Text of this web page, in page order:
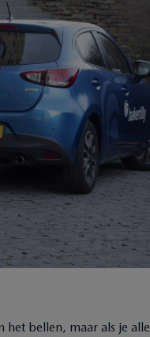
het bellen, maar als je alle